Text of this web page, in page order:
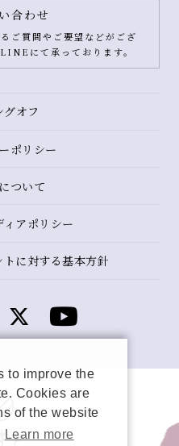
合わせ
ご質問やご要望などがござ
にて承っております。
グオフ
ポリシー
ついて
アポリシー
に対する基本方針
to improve the
Cookies are
of the website
Learn more